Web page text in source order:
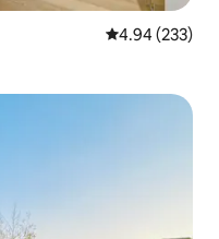
レビュー233
4.94 (233)